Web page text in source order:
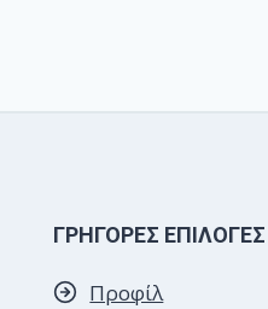
ΓΡΗΓΟΡΕΣ ΕΠΙΛΟΓΕΣ
Προφίλ